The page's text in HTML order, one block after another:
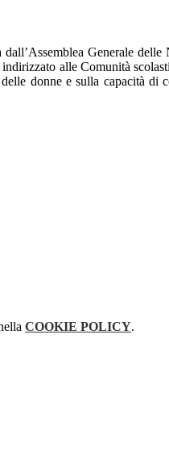
dall’Assemblea Generale
alle Comunità
donne e sulla capacità di
COOKIE POLICY.